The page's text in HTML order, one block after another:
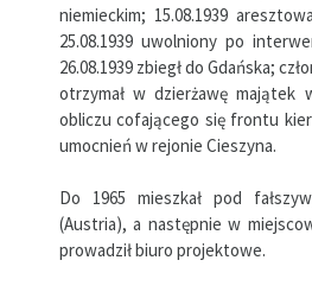
niemieckim; 15.08.1939
25.08.1939 uwolniony po
26.08.1939 zbiegł do Gdańska;
otrzymał w dzierżawę majątek
obliczu cofającego się frontu
umocnień w rejonie Cieszyna.
Do 1965 mieszkał pod
(Austria), a następnie w
prowadził biuro projektowe.